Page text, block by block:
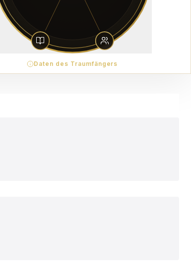
Daten des Traumfängers